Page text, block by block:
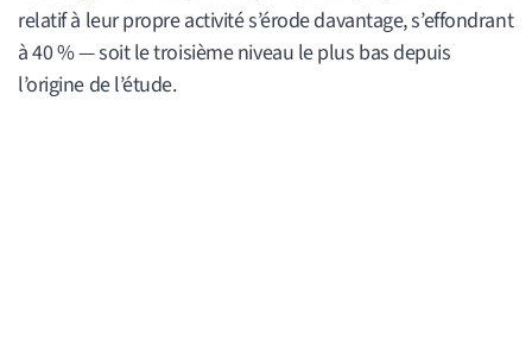
relatif à leur propre activité s’érode davantage, s’effondrant
à 40 % — soit le troisième niveau le plus bas depuis
l’origine de l’étude.